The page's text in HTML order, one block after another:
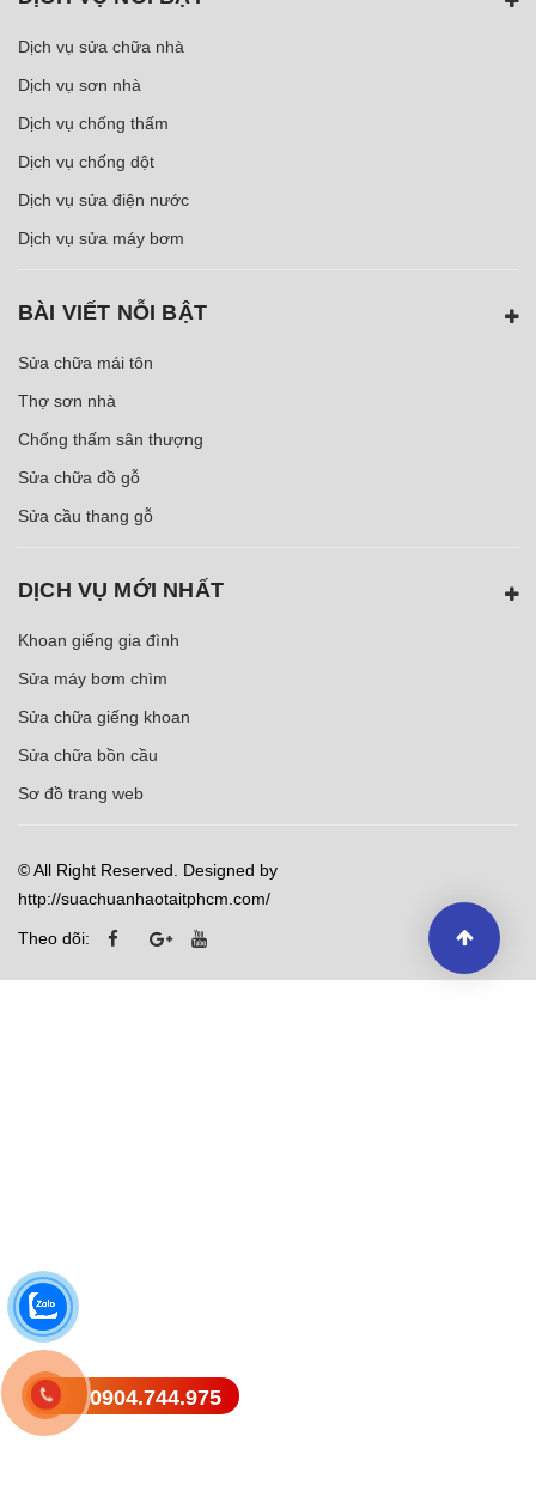
Dịch vụ sửa chữa nhà
Dịch vụ sơn nhà
Dịch vụ chống thấm
Dịch vụ chống dột
Dịch vụ sửa điện nước
Dịch vụ sửa máy bơm
BÀI VIẾT NỖI BẬT
Sửa chữa mái tôn
Thợ sơn nhà
Chống thấm sân thượng
Sửa chữa đồ gỗ
Sửa cầu thang gỗ
DỊCH VỤ MỚI NHẤT
Khoan giếng gia đình
Sửa máy bơm chìm
Sửa chữa giếng khoan
Sửa chữa bồn cầu
Sơ đồ trang web
© All Right Reserved. Designed by
http://suachuanhaotaitphcm.com/
Theo dõi:
0904.744.975